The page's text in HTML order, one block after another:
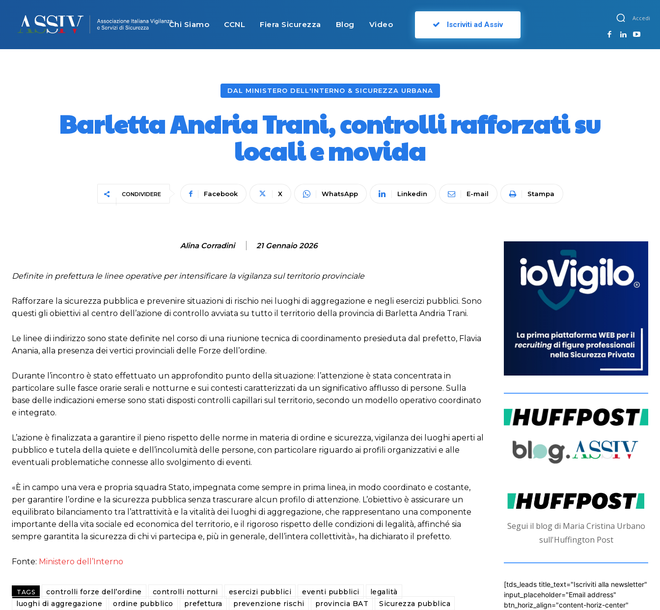
Chi Siamo CCNL Fiera Sicurezza Blog Video Iscriviti ad Assiv
Accedi
DAL MINISTERO DELL'INTERNO & SICUREZZA URBANA
Barletta Andria Trani, controlli rafforzati su
locali e movida
CONDIVIDERE Facebook X WhatsApp Linkedin E-mail Stampa
Alina Corradini 21 Gennaio 2026
Definite in prefettura le linee operative per intensificare la vigilanza sul territorio provinciale
Rafforzare la sicurezza pubblica e prevenire situazioni di rischio nei luoghi di aggregazione e negli esercizi pubblici. Sono
questi gli obiettivi al centro dell’azione di controllo avviata su tutto il territorio della provincia di Barletta Andria Trani.
Le linee di indirizzo sono state definite nel corso di una riunione tecnica di coordinamento presieduta dal prefetto, Flavia
Anania, alla presenza dei vertici provinciali delle Forze dell’ordine.
Durante l’incontro è stato effettuato un approfondito punto della situazione: l’attenzione è stata concentrata in
particolare sulle fasce orarie serali e notturne e sui contesti caratterizzati da un significativo afflusso di persone. Sulla
base delle indicazioni emerse sono stati disposti controlli capillari sul territorio, secondo un modello operativo coordinato
e integrato.
L’azione è finalizzata a garantire il pieno rispetto delle norme in materia di ordine e sicurezza, vigilanza dei luoghi aperti al
pubblico e tutela della quiete e dell’incolumità delle persone, con particolare riguardo ai profili organizzativi e alle
eventuali problematiche connesse allo svolgimento di eventi.
«È in campo una vera e propria squadra Stato, impegnata come sempre in prima linea, in modo coordinato e costante,
per garantire l’ordine e la sicurezza pubblica senza trascurare alcun profilo di attenzione. L’obiettivo è assicurare un
equilibrato bilanciamento tra l’attrattività e la vitalità dei luoghi di aggregazione, che rappresentano una componente
importante della vita sociale ed economica del territorio, e il rigoroso rispetto delle condizioni di legalità, affinché sia
sempre garantita la sicurezza di chi vi partecipa e, più in generale, dell’intera collettività», ha dichiarato il prefetto.
Fonte: Ministero dell’Interno
TAGS controlli forze dell’ordine controlli notturni esercizi pubblici eventi pubblici
legalità
luoghi di aggregazione
ordine pubblico prefettura prevenzione rischi provincia BAT Sicurezza pubblica
Segui il blog di Maria Cristina Urbano
sull'Huffington Post
[tds_leads title_text="Iscriviti alla newsletter"
input_placeholder="Email address"
btn_horiz_align="content-horiz-center"